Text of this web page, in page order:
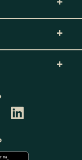
LINKEDIN
DA
O